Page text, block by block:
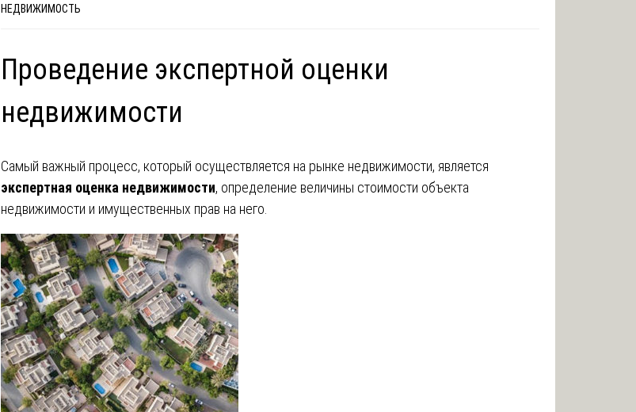
НЕДВИЖИМОСТЬ
Проведение экспертной оценки
недвижимости
Самый важный процесс, который осуществляется на рынке недвижимости, является
экспертная оценка недвижимости, определение величины стоимости объекта
недвижимости и имущественных прав на него.